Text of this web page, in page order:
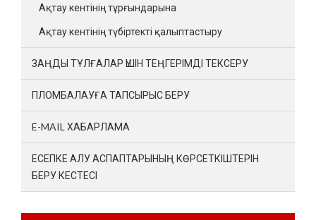
Ақтау кентінің тұрғындарына
Ақтау кентінің түбіртекті қалыптастыру
ЗАҢДЫ ТҰЛҒАЛАР ҮШІН ТЕҢГЕРІМДІ ТЕКСЕРУ
ПЛОМБАЛАУҒА ТАПСЫРЫС БЕРУ
E-MAIL ХАБАРЛАМА
ЕСЕПКЕ АЛУ АСПАПТАРЫНЫҢ КӨРСЕТКІШТЕРІН
БЕРУ КЕСТЕСІ